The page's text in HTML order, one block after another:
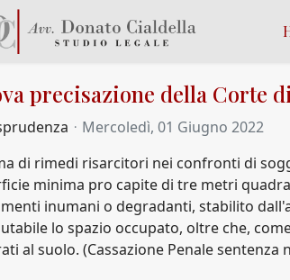
precisazione della Corte
Mercoledì, 01 Giugno 2022
di rimedi risarcitori nei confronti di
minima pro capite di tre metri
inumani o degradanti, stabilito
lo spazio occupato, oltre che,
al suolo. (Cassazione Penale sentenza